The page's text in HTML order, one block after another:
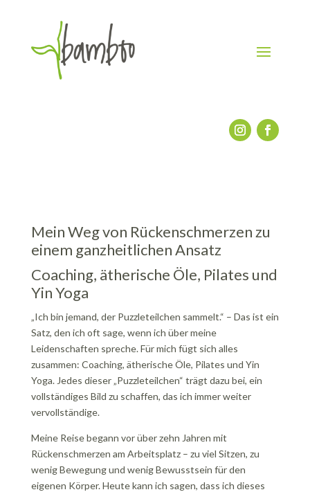
Mein Weg von Rückenschmerzen zu
einem ganzheitlichen Ansatz
Coaching, ätherische Öle, Pilates und
Yin Yoga
„Ich bin jemand, der Puzzleteilchen sammelt.“ – Das ist ein
Satz, den ich oft sage, wenn ich über meine
Leidenschaften spreche. Für mich fügt sich alles
zusammen: Coaching, ätherische Öle, Pilates und Yin
Yoga. Jedes dieser „Puzzleteilchen“ trägt dazu bei, ein
vollständiges Bild zu schaffen, das ich immer weiter
vervollständige.
Meine Reise begann vor über zehn Jahren mit
Rückenschmerzen am Arbeitsplatz – zu viel Sitzen, zu
wenig Bewegung und wenig Bewusstsein für den
eigenen Körper. Heute kann ich sagen, dass ich dieses